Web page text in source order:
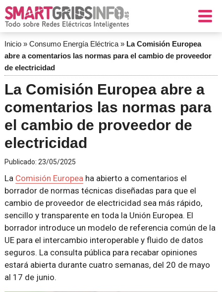
Inicio» Consumo Energía Eléctrica» La Comisión Europea
abre a comentarios las normas para el cambio de proveedor
de electricidad
La Comisión Europea abre a
comentarios las normas para
el cambio de proveedor de
electricidad
Publicado: 23/05/2025
La Comisión Europeaha abierto a comentarios el
borrador de normas técnicas diseñadas para que el
cambio de proveedor de electricidad sea más rápido,
sencillo y transparente en toda la Unión Europea. El
borrador introduce un modelo de referencia común de la
UE para el intercambio interoperable y fluido de datos
seguros. La consulta pública para recabar opiniones
estará abierta durante cuatro semanas, del 20 de mayo
al 17 de junio.